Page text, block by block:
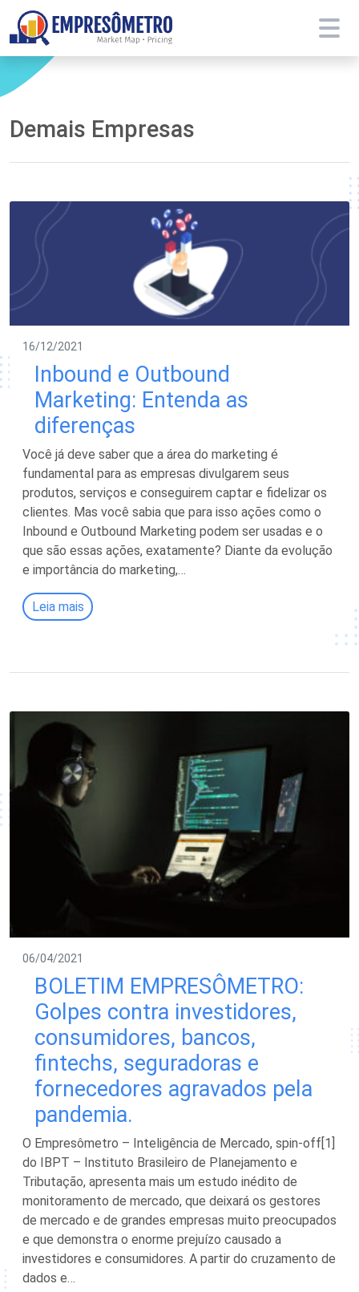
Demais Empresas
16/12/2021
Inbound e Outbound
Marketing: Entenda as
diferenças
Você já deve saber que a área do marketing é
fundamental para as empresas divulgarem seus
produtos, serviços e conseguirem captar e fidelizar os
clientes. Mas você sabia que para isso ações como o
Inbound e Outbound Marketing podem ser usadas e o
que são essas ações, exatamente? Diante da evolução
e importância do marketing,…
Leia mais
06/04/2021
BOLETIM EMPRESÔMETRO:
Golpes contra investidores,
consumidores, bancos,
fintechs, seguradoras e
fornecedores agravados pela
pandemia.
O Empresômetro – Inteligência de Mercado, spin-off[1]
do IBPT – Instituto Brasileiro de Planejamento e
Tributação, apresenta mais um estudo inédito de
monitoramento de mercado, que deixará os gestores
de mercado e de grandes empresas muito preocupados
e que demonstra o enorme prejuízo causado a
investidores e consumidores. A partir do cruzamento de
dados e…